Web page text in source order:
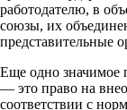
работодателю, в
союзы, их
представительные
Еще одно значимое
— это право на
соответствии с